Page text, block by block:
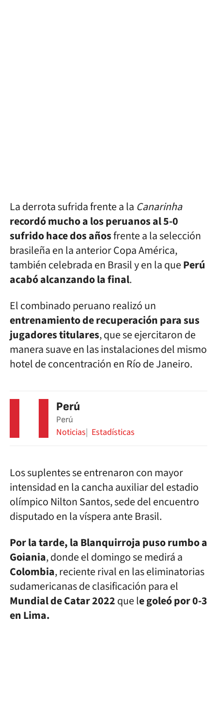
La derrota sufrida frente a la Canarinha
recordó mucho a los peruanos al 5-0
sufrido hace dos añosfrente a la selección
brasileña en la anterior Copa América,
también celebrada en Brasil y en la quePerú
acabó alcanzando la final.
El combinado peruano realizó un
entrenamiento de recuperación para sus
jugadores titulares, que se ejercitaron de
manera suave en las instalaciones del mismo
hotel de concentración en Río de Janeiro.
Perú
Perú
Noticias Estadísticas
Los suplentes se entrenaron con mayor
intensidad en la cancha auxiliar del estadio
olímpico Nilton Santos, sede del encuentro
disputado en la víspera ante Brasil.
Por la tarde, la Blanquirroja puso rumbo a
Goiania, donde el domingo se medirá a
Colombia, reciente rival en las eliminatorias
sudamericanas de clasificación para el
Mundial de Catar 2022que le goleó por 0-3
en Lima.